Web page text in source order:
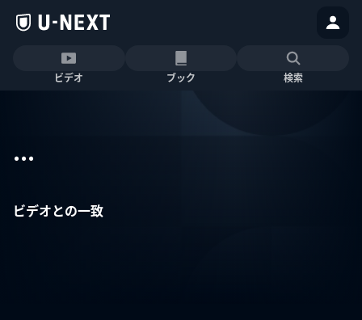
ビデオ ブック 検索
...
ビデオとの一致